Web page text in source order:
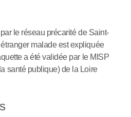
le réseau précarité de Saint-
malade est expliquée
a été validée par le MISP
santé publique) de la Loire